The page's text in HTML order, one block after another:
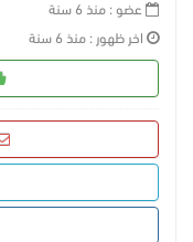
عضو : منذ 6 سنة
اخر ظهور : منذ 6 سنة